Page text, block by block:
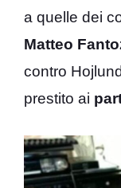
a quelle dei
Matteo
contro
prestito ai